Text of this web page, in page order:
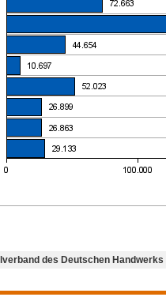
des Deutschen Handwerks